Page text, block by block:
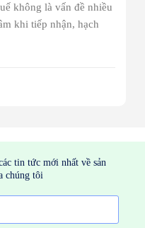
không là vấn đề nhiều
khi tiếp nhận, hạch
tin tức mới nhất về sản
chúng tôi